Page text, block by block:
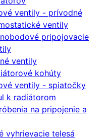
ventily - prívodné
ventily
pripojovacie
ventily
kohúty
ventily - spiatočky
k radiátorom
na pripojenie a
vyhrievacie telesá